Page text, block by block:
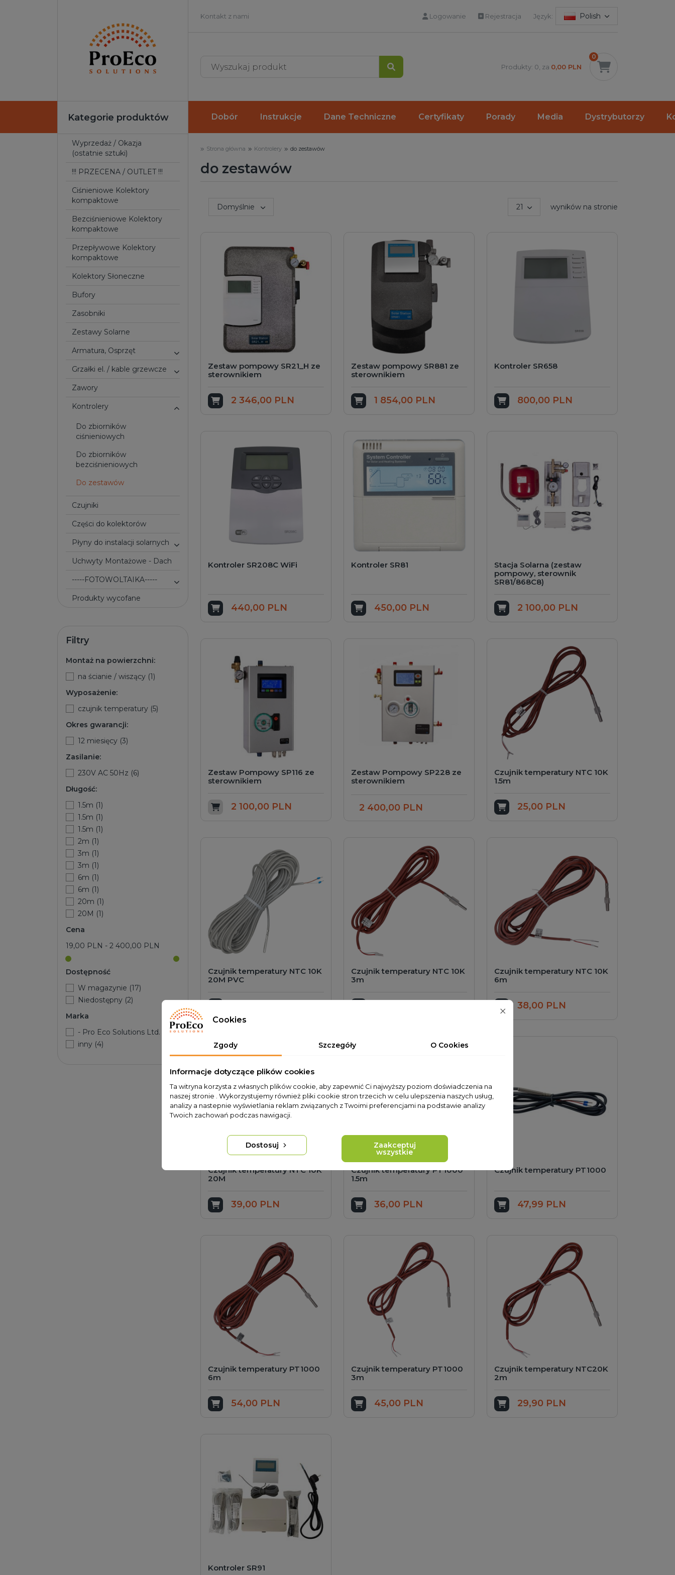
Kontakt z nami Logowanie Rejestracja Język: Polish
Szukaj
Produkty: 0, za 0,00 PLN
0
Dobór Instrukcje Dane Techniczne Certyfikaty Porady Media Dystrybutorzy
Kategorie produktów
Wyprzedaż / Okazja
(ostatnie sztuki)
!!! PRZECENA / OUTLET !!!
Ciśnieniowe Kolektory
kompaktowe
Bezciśnieniowe Kolektory
kompaktowe
Przepływowe Kolektory
kompaktowe
Kolektory Słoneczne
Bufory
Zasobniki
Zestawy Solarne
Armatura, Osprzęt
Grzałki el. / kable grzewcze
Zawory
Kontrolery
do zbiorników
ciśnieniowych
do zbiorników
bezciśnieniowych
do zestawów
Czujniki
Części do kolektorów
Płyny do instalacji solarnych
Uchwyty Montażowe - Dach
-----FOTOWOLTAIKA-----
Produkty wycofane
Filtry
Montaż na powierzchni:
na ścianie / wiszący (1)
Wyposażenie:
czujnik temperatury (5)
Okres gwarancji:
12 miesięcy (3)
Zasilanie:
230V AC 50Hz (6)
Długość:
1.5m (1)
1.5m (1)
1.5m (1)
2m (1)
3m (1)
3m (1)
6m (1)
6m (1)
20m (1)
20M (1)
Cena
19,00 PLN - 2 400,00 PLN
Dostępność
W magazynie (17)
Niedostępny (2)
Marka
- Pro Eco Solutions Ltd. (15)
inny (4)
Strona główna Kontrolery do zestawów
do zestawów
Sortuj wg:Domyślnie 21 wyników na stronie
Zestaw pompowy SR21_H ze
sterownikiem
Dodaj do koszyka
2 346,00 PLN
Zestaw pompowy SR881 ze
sterownikiem
Dodaj do koszyka
1 854,00 PLN
Kontroler SR658
Dodaj do koszyka
800,00 PLN
Kontroler SR208C WiFi
Dodaj do koszyka
440,00 PLN
Kontroler SR81
Dodaj do koszyka
450,00 PLN
Stacja Solarna (zestaw
pompowy, sterownik
SR81/868C8)
Dodaj do koszyka
2 100,00 PLN
Zestaw Pompowy SP116 ze
sterownikiem
Dodaj do koszyka
2 100,00 PLN
Zestaw Pompowy SP228 ze
sterownikiem
2 400,00 PLN
Czujnik temperatury NTC 10K
1.5m
Dodaj do koszyka
25,00 PLN
Czujnik temperatury NTC 10K
20M PVC
Czujnik temperatury NTC 10K
3m
Czujnik temperatury NTC 10K
6m
Dodaj do koszyka
38,00 PLN
Czujnik temperatury NTC 10K
20M
Dodaj do koszyka
39,00 PLN
Czujnik temperatury PT1000
1.5m
Dodaj do koszyka
36,00 PLN
Czujnik temperatury PT1000
Dodaj do koszyka
47,99 PLN
Czujnik temperatury PT1000
6m
Dodaj do koszyka
54,00 PLN
Czujnik temperatury PT1000
3m
Dodaj do koszyka
45,00 PLN
Czujnik temperatury NTC20K
2m
Dodaj do koszyka
29,90 PLN
Kontroler SR91
Cookies
Zgody Szczegóły O Cookies
Informacje dotyczące plików cookies
Ta witryna korzysta z własnych plików cookie, aby zapewnić Ci najwyższy poziom doświadczenia na
naszej stronie . Wykorzystujemy również pliki cookie stron trzecich w celu ulepszenia naszych usług,
analizy a nastepnie wyświetlania reklam związanych z Twoimi preferencjami na podstawie analizy
Twoich zachowań podczas nawigacji.
Dostosuj Zaakceptuj
wszystkie